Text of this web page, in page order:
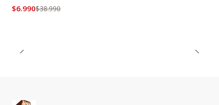
$6.990$38.990